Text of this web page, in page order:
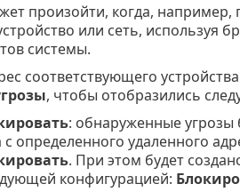
произойти, когда,
или сеть,
системы.
соответствующего
, чтобы отобразились
: обнаруженные угрозы
с определенного удаленного
. При этом будет
конфигурацией: